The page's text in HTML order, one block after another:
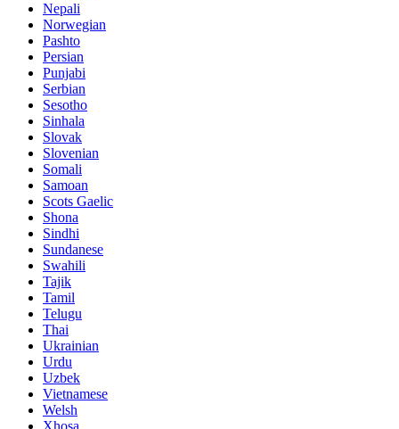
Nepali
Norwegian
Pashto
Persian
Punjabi
Serbian
Sesotho
Sinhala
Slovak
Slovenian
Somali
Samoan
Scots Gaelic
Shona
Sindhi
Sundanese
Swahili
Tajik
Tamil
Telugu
Thai
Ukrainian
Urdu
Uzbek
Vietnamese
Welsh
Xhosa